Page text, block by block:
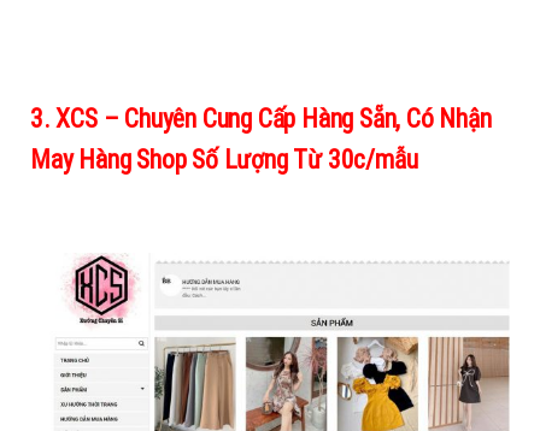
3. XCS – Chuyên Cung Cấp Hàng Sẵn, Có Nhận
May Hàng Shop Số Lượng Từ 30c/mẫu